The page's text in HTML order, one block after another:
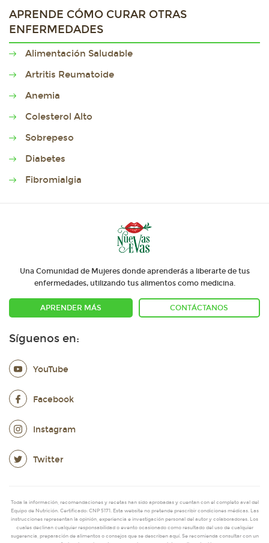
APRENDE CÓMO CURAR OTRAS
ENFERMEDADES
Alimentación Saludable
Artritis Reumatoide
Anemia
Colesterol Alto
Sobrepeso
Diabetes
Fibromialgia
Una Comunidad de Mujeres donde aprenderás a liberarte de tus
enfermedades, utilizando tus alimentos como medicina.
APRENDER MÁS CONTÁCTANOS
Síguenos en:
YouTube
Facebook
Instagram
Twitter
Toda la información, recomendaciones y recetas han sido aprobadas y cuentan con el completo aval del
Equipo de Nutrición. Certificado: CNP 5171. Esta website no pretende prescribir condiciones médicas. Las
instrucciones representan la opinión, experiencia e investigación personal del autor y colaboradores. Los
cuales declinan cualquier responsabilidad o evento ocasionado como resultado del uso de cualquier
sugerencia, preparación de alimentos o consejos que se describen aquí. Se recomienda consultar con un